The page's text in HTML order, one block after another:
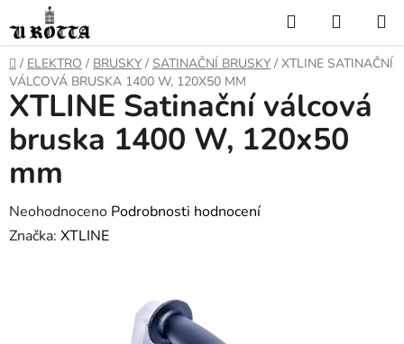
na
obsah
Hledat
KOŠÍK
DOMŮ
/ ELEKTRO / BRUSKY / SATINAČNÍ BRUSKY / XTLINE SATINAČNÍ
VÁLCOVÁ BRUSKA 1400 W, 120X50 MM
XTLINE Satinační válcová
bruska 1400 W, 120x50
mm
Průměrné
hodnocení
Neohodnoceno Podrobnosti hodnocení
Značka: XTLINE